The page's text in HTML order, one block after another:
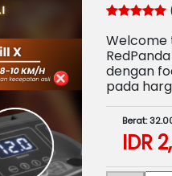
Welcome
dengan
pada
Berat:
IDR